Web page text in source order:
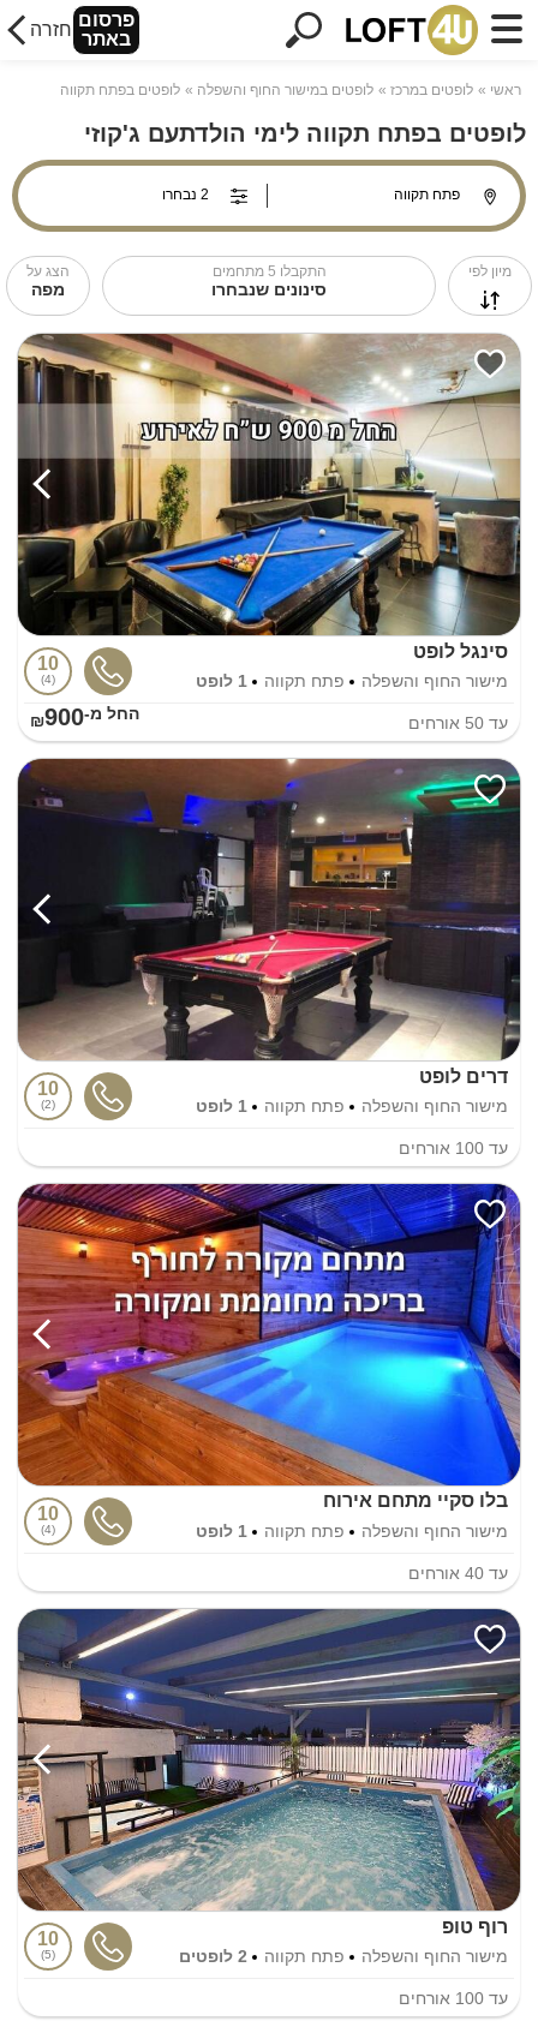
פרסום
באתר חזרה
ראשי לופטים במרכז לופטים במישור החוף והשפלה לופטים בפתח תקווה
לופטים בפתח תקווה לימי הולדתעם ג'קוזי
מיון לפי התקבלו 5 מתחמים
סינונים שנבחרו
הצג על
מפה
סינגל לופט
מישור החוף והשפלה פתח תקווה 1 לופט
10
4
עד 50 אורחים החל מ-₪900
דרים לופט
מישור החוף והשפלה פתח תקווה 1 לופט
10
2
עד 100 אורחים
בלו סקיי מתחם אירוח
מישור החוף והשפלה פתח תקווה 1 לופט
10
4
עד 40 אורחים
רוף טופ
מישור החוף והשפלה פתח תקווה 2 לופטים
10
5
עד 100 אורחים